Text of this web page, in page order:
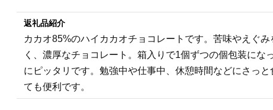
納税
㈱山上木工 トレイL
（１枚板） | 無垢材
天然木 ナラ シンプル
パン キッチン 美しい
おしゃれ オシャレ 手
作り ハンドメイド 北
40,000円
納税
【先行受付】2027年1
月～6月毎月発送 ま
るでトマトの宝石箱！
ース H004-210
納税
出雲の國からの贈り物
～トマトを超えた超ト
マト2kg【トマト と
雲市 おすすめ 人気】
5.0
【ふるさと
為商店】
けセット 8
すめ グル
返礼品紹介
カカオ85%のハイカカオチョコレートです。苦味やえぐ
く、濃厚なチョコレート。箱入りで1個ずつの個包装にな
にピッタリです。勉強中や仕事中、休憩時間などにさっ
ても便利です。